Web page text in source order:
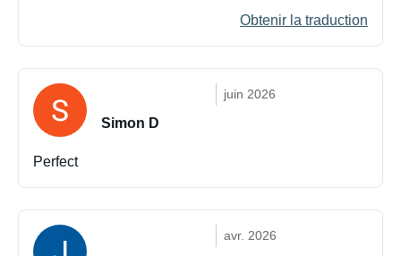
Obtenir la traduction
juin 2026
Simon D
Perfect
avr. 2026